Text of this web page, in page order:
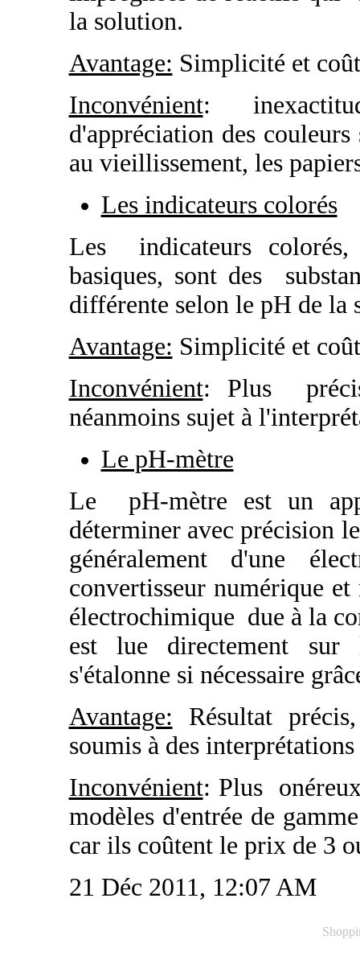
la solution.
Avantage: Simplicité et
Inconvénient:
d'appréciation des
au vieillissement, les
Les indicateurs colorés
Les indicateurs colorés,
basiques, sont des
différente selon le pH de
Avantage: Simplicité et
Inconvénient: Plus
néanmoins sujet à
Le pH-mètre
Le pH-mètre est un
déterminer avec précision
généralement d'une
convertisseur numérique
électrochimique due à la
est lue directement
s'étalonne si nécessaire
Avantage: Résultat
soumis à des
Inconvénient: Plus
modèles d'entrée de
car ils coûtent le prix de 3
21 Déc 2011, 12:07 AM